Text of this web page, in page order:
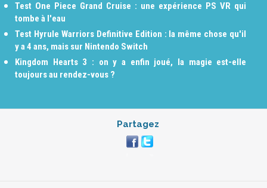
Test One Piece Grand Cruise : une expérience PS VR qui
tombe à l'eau
Test Hyrule Warriors Definitive Edition : la même chose qu'il
y a 4 ans, mais sur Nintendo Switch
Kingdom Hearts 3 : on y a enfin joué, la magie est-elle
toujours au rendez-vous ?
Partagez